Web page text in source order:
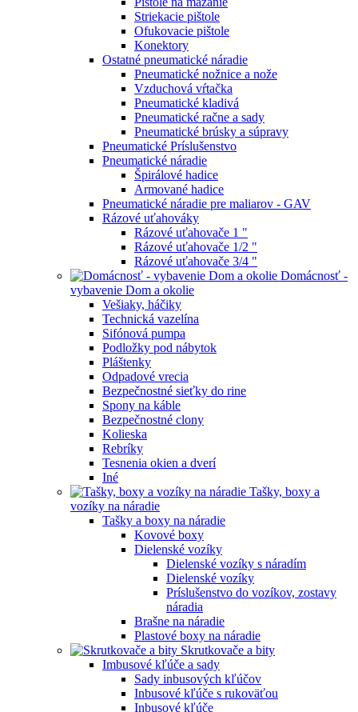
Striekacie pištole
Ofukovacie pištole
Konektory
Ostatné pneumatické náradie
Pneumatické nožnice a nože
Vzduchová vŕtačka
Pneumatické kladivá
Pneumatické račne a sady
Pneumatické brúsky a súpravy
Pneumatické Príslušenstvo
Pneumatické náradie
Špirálové hadice
Armované hadice
Pneumatické náradie pre maliarov - GAV
Rázové uťahováky
Rázové uťahovače 1 "
Rázové uťahovače 1/2 "
Rázové uťahovače 3/4 "
Domácnosť -
vybavenie Dom a okolie
Vešiaky, háčiky
Technická vazelína
Sifónová pumpa
Podložky pod nábytok
Pláštenky
Odpadové vrecia
Bezpečnostné sieťky do rine
Spony na káble
Bezpečnostné clony
Kolieska
Rebríky
Tesnenia okien a dverí
Iné
Tašky, boxy a
vozíky na náradie
Tašky a boxy na náradie
Kovové boxy
Dielenské vozíky
Dielenské vozíky s náradím
Dielenské vozíky
Príslušenstvo do vozíkov, zostavy
náradia
Brašne na náradie
Plastové boxy na náradie
Skrutkovače a bity
Imbusové kľúče a sady
Sady inbusových kľúčov
Inbusové kľúče s rukoväťou
Inbusové kľúče